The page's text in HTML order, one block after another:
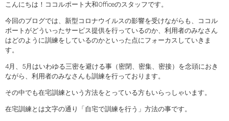
こんにちは！ココルポート大和Officeのスタッフです。
今回のブログでは、新型コロナウイルスの影響を受けながらも、ココル
ポートがどういったサービス提供を行っているのか、利用者のみなさん
はどのように訓練をしているのかといった点にフォーカスしていきま
す。
4月、5月はいわゆる三密を避ける事（密閉、密集、密接）を念頭におき
ながら、利用者のみなさんも訓練を行っております。
その中でも在宅訓練という方法をとっている方もいらっしゃいます。
在宅訓練とは文字の通り「自宅で訓練を行う」方法の事です。